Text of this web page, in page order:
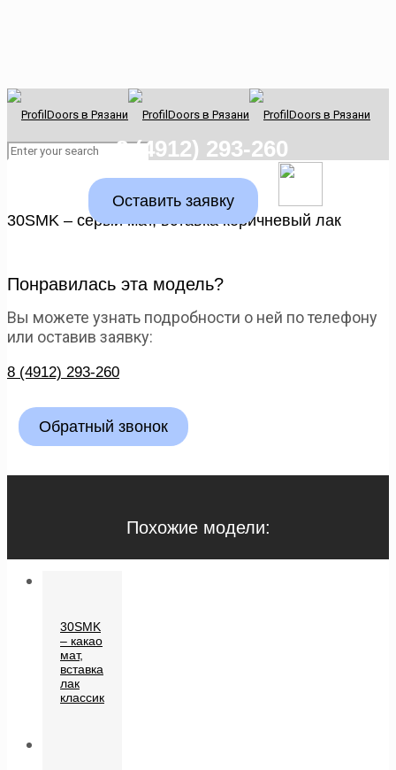
8 (4912) 293-260
Оставить заявку
30SMK – серый мат, вставка коричневый лак
Понравилась эта модель?
Вы можете узнать подробности о ней по телефону
или оставив заявку:
8 (4912) 293-260
Обратный звонок
Похожие модели:
30SMK
– какао
мат,
вставка
лак
классик